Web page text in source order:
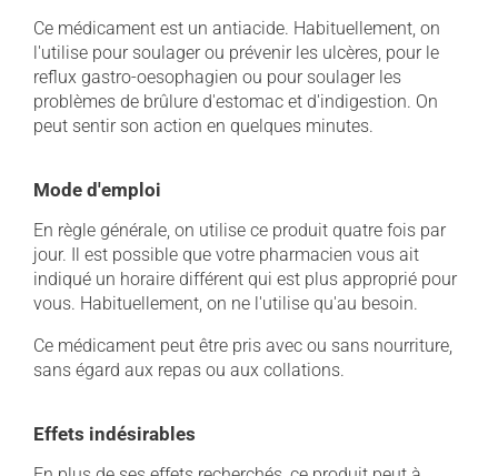
Ce médicament est un antiacide. Habituellement, on
l'utilise pour soulager ou prévenir les ulcères, pour le
reflux gastro-oesophagien ou pour soulager les
problèmes de brûlure d'estomac et d'indigestion. On
peut sentir son action en quelques minutes.
Mode d'emploi
En règle générale, on utilise ce produit quatre fois par
jour. Il est possible que votre pharmacien vous ait
indiqué un horaire différent qui est plus approprié pour
vous. Habituellement, on ne l'utilise qu'au besoin.
Ce médicament peut être pris avec ou sans nourriture,
sans égard aux repas ou aux collations.
Effets indésirables